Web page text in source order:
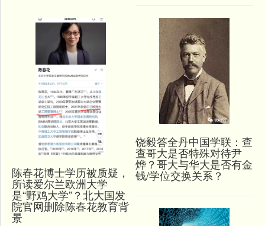
陈春花博士学历被质疑，
所读爱尔兰欧洲大学
是“野鸡大学”？北大国发
院官网删除陈春花教育背
景
饶毅答全丹中国学联：查
查哥大是否特殊对待尹
烨？哥大与华大是否有金
钱/学位交换关系？